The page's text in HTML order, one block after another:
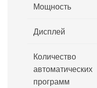
Мощность
Дисплей
Количество
автоматических
программ